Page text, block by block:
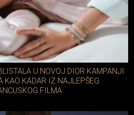
U NOVOJ DIOR KAMPANJI
KAO KADAR IZ NAJLEPŠEG
FILMA